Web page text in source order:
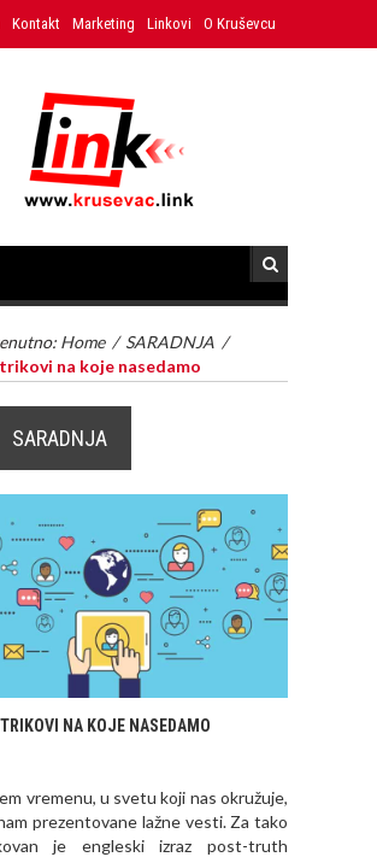
Kontakt Marketing Linkovi O Kruševcu
Home / SARADNJA /
na koje nasedamo
SARADNJA
NA KOJE NASEDAMO
vremenu, u svetu koji nas okružuje,
prezentovane lažne vesti. Za tako
je engleski izraz post-truth